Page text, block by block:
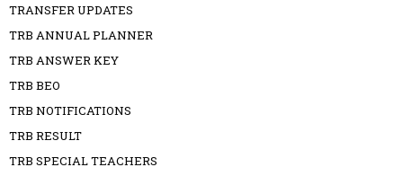
TRANSFER UPDATES
TRB ANNUAL PLANNER
TRB ANSWER KEY
TRB BEO
TRB NOTIFICATIONS
TRB RESULT
TRB SPECIAL TEACHERS